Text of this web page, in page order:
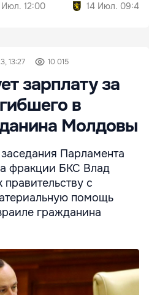
Июл. 12:00
14 Июл. 09:40
13:27 10 015
зарплату за
в
Молдовы
Парламента
фракции БКС Влад
с
помощь
гражданина